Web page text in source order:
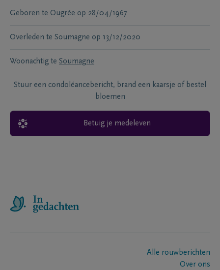
Geboren te Ougrée op 28/04/1967
Overleden te Soumagne op 13/12/2020
Woonachtig te Soumagne
Stuur een condoléancebericht, brand een kaarsje of bestel
bloemen
Betuig je medeleven
Alle rouwberichten
Over ons